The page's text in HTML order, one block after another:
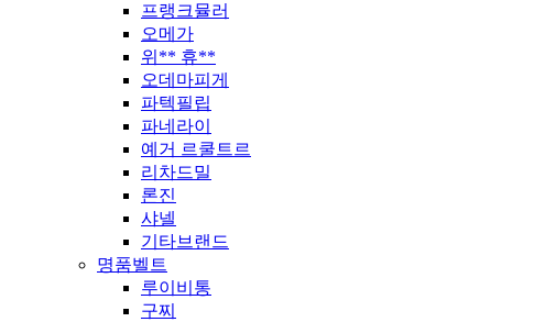
프랭크뮬러
오메가
위** 휴**
오데마피게
파텍필립
파네라이
예거 르쿨트르
리차드밀
론진
샤넬
기타브랜드
명품벨트
루이비통
구찌